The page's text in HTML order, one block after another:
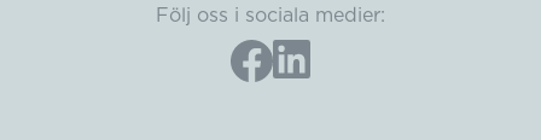
Följ oss i sociala medier: